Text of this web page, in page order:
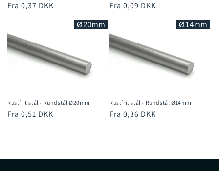
Normalpris
Fra 0,37 DKK Normalpris
Fra 0,09 DKK
Rustfrit stål - Rundstål Ø20mm
Normalpris
Fra 0,51 DKK
Ø20mm
Rustfrit stål - Rundstål Ø14mm
Normalpris
Fra 0,36 DKK
Ø14mm